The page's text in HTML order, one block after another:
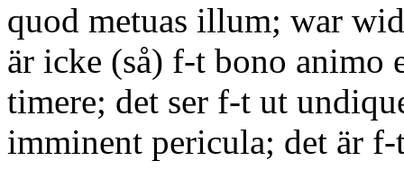
quod metuas illum; war
är icke (så) f-t bono animo
timere; det ser f-t ut
imminent pericula; det är f-